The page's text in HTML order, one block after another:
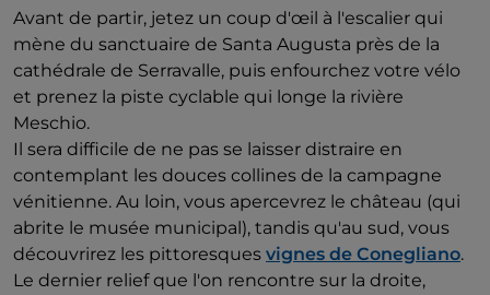
Avant de partir, jetez un coup d'œil à l'escalier qui
mène du sanctuaire de Santa Augusta près de la
cathédrale de Serravalle, puis enfourchez votre vélo
et prenez la piste cyclable qui longe la rivière
Meschio.
Il sera difficile de ne pas se laisser distraire en
contemplant les douces collines de la campagne
vénitienne. Au loin, vous apercevrez le château (qui
abrite le musée municipal), tandis qu'au sud, vous
découvrirez les pittoresques vignes de Conegliano.
Le dernier relief que l'on rencontre sur la droite,